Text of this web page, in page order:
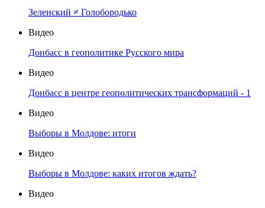
Зеленский ≠ Голобородько
Видео
Донбасс в геополитике Русского мира
Видео
Донбасс в центре геополитических трансформаций - 1
Видео
Выборы в Молдове: итоги
Видео
Выборы в Молдове: каких итогов ждать?
Видео